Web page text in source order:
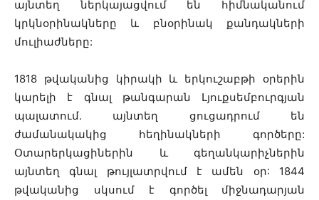
այնտեղ ներկայացվում են հիմնականում
կրկնօրինակները և բնօրինակ քանդակների
մուլիաժները:
1818 թվականից կիրակի և երկուշաբթի օրերին
կարելի է գնալ թանգարան Լյուքսեմբուրգյան
պալատում. այնտեղ ցուցադրում են
ժամանակակից հեղինակների գործերը:
Օտարերկացիներին և գեղանկարիչներին
այնտեղ գնալ թույլատրվում է ամեն օր: 1844
թվականից սկսում է գործել միջնադարյան